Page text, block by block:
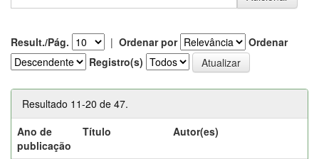
Result./Pág. | Ordenar por
Ordenar
Registro(s)
Resultado 11-20 de 47.
Ano de
publicação
Título Autor(es)